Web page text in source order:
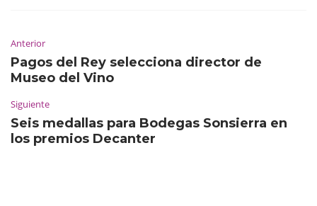
Anterior
Pagos del Rey selecciona director de
Museo del Vino
Siguiente
Seis medallas para Bodegas Sonsierra en
los premios Decanter